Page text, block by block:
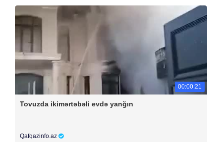
00:00:21
Tovuzda ikimərtəbəli evdə yanğın
Qafqazinfo.az